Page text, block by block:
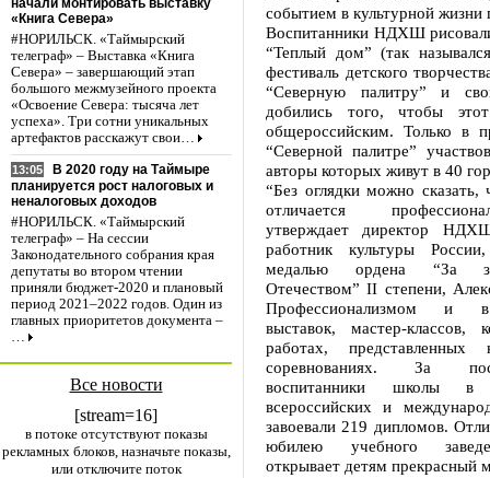
начали монтировать выставку
«Книга Севера»
#НОРИЛЬСК. «Таймырский
телеграф» – Выставка «Книга
Севера» – завершающий этап
большого межмузейного проекта
«Освоение Севера: тысяча лет
успеха». Три сотни уникальных
артефактов расскажут свои…
13:05
В 2020 году на Таймыре
планируется рост налоговых и
неналоговых доходов
#НОРИЛЬСК. «Таймырский
телеграф» – На сессии
Законодательного собрания края
депутаты во втором чтении
приняли бюджет-2020 и плановый
период 2021–2022 годов. Один из
главных приоритетов документа –
…
Все новости
[stream=16]
в потоке отсутствуют показы
рекламных блоков, назначьте показы,
или отключите поток
событием в культурной жизни
Воспитанники НДХШ
“Теплый дом” (так
фестиваль детского
“Северную палитру” и
добились того, чтобы
общероссийским. Только в
“Северной палитре”
авторы которых живут в 40
“Без оглядки можно
отличается
утверждает директор
работник культуры
медалью ордена “За
Отечеством” II степени,
Профессионализмом и в
выставок, мастер-классов,
работах, представленных
соревнованиях. За
воспитанники школы в
всероссийских и
завоевали 219 дипломов.
юбилею учебного
открывает детям прекрасный